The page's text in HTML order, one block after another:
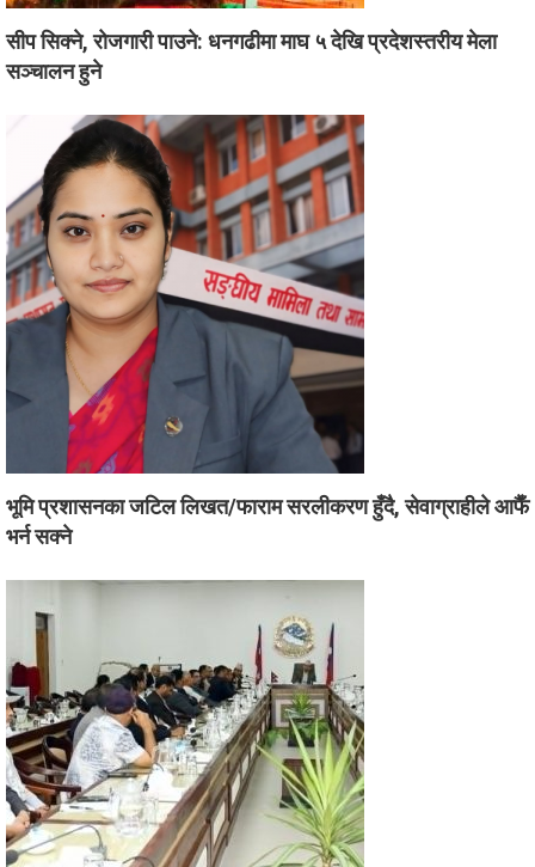
सीप सिक्ने, रोजगारी पाउने: धनगढीमा माघ ५ देखि प्रदेशस्तरीय मेला
सञ्चालन हुने
भूमि प्रशासनका जटिल लिखत/फाराम सरलीकरण हुँदै, सेवाग्राहीले आफैँ
भर्न सक्ने